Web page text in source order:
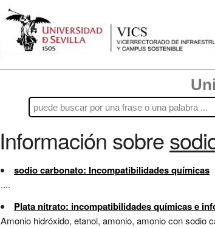
Información sobre
sodio carbonato: Incompatibilidades químicas
....
Plata nitrato: incompatibilidades químicas e
Amonio hidróxido, etanol, amonio, amonio con sodio